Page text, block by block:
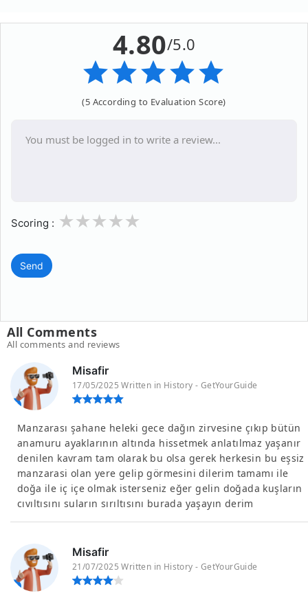
4.80/5.0
(5 According to Evaluation Score)
Scoring : 3
2
1
Send
All Comments
All comments and reviews
Misafir
17/05/2025 Written in History - GetYourGuide
Manzarası şahane heleki gece dağın zirvesine çıkıp bütün
anamuru ayaklarının altında hissetmek anlatılmaz yaşanır
denilen kavram tam olarak bu olsa gerek herkesin bu eşsiz
manzarasi olan yere gelip görmesini dilerim tamamı ile
doğa ile iç içe olmak isterseniz eğer gelin doğada kuşların
cıvıltısını suların sırıltısını burada yaşayın derim
Misafir
21/07/2025 Written in History - GetYourGuide